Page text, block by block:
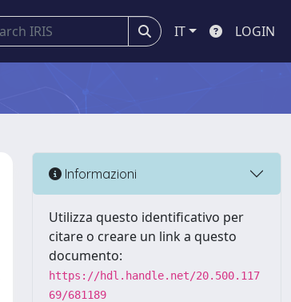
IT LOGIN
Informazioni
Utilizza questo identificativo per
citare o creare un link a questo
documento:
https://hdl.handle.net/20.500.117
69/681189